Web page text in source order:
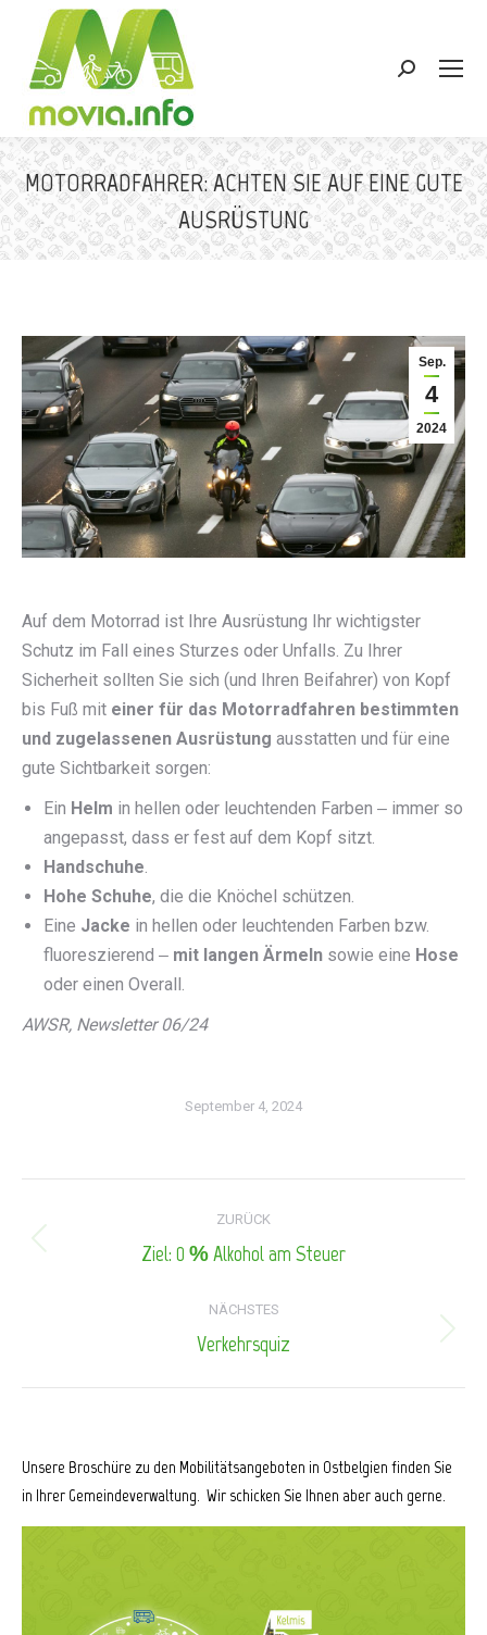
Search:
MOTORRADFAHRER: ACHTEN SIE AUF EINE GUTE
AUSRÜSTUNG
Sie befinden sich hier:
Sep.
4
2024
Auf dem Motorrad ist Ihre Ausrüstung Ihr wichtigster
Schutz im Fall eines Sturzes oder Unfalls. Zu Ihrer
Sicherheit sollten Sie sich (und Ihren Beifahrer) von Kopf
bis Fuß mit einer für das Motorradfahren bestimmten
und zugelassenen Ausrüstung ausstatten und für eine
gute Sichtbarkeit sorgen:
Ein Helm in hellen oder leuchtenden Farben ‒ immer so
angepasst, dass er fest auf dem Kopf sitzt.
Handschuhe.
Hohe Schuhe, die die Knöchel schützen.
Eine Jacke in hellen oder leuchtenden Farben bzw.
fluoreszierend ‒ mit langen Ärmeln sowie eine Hose
oder einen Overall.
AWSR, Newsletter 06/24
September 4, 2024
Kommentarnavigation
ZURÜCK
Vorheriger
Ziel: 0 % Alkohol am Steuer
NÄCHSTES
Nächster
Verkehrsquiz
Unsere Broschüre zu den Mobilitätsangeboten in Ostbelgien finden Sie
in Ihrer Gemeindeverwaltung. Wir schicken Sie Ihnen aber auch gerne.